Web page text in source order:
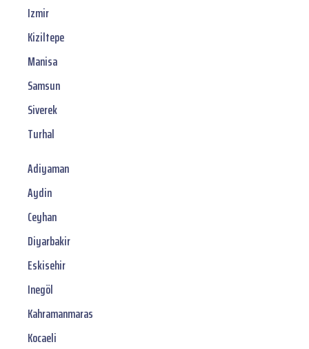
Izmir
Kiziltepe
Manisa
Samsun
Siverek
Turhal
Adiyaman
Aydin
Ceyhan
Diyarbakir
Eskisehir
Inegöl
Kahramanmaras
Kocaeli